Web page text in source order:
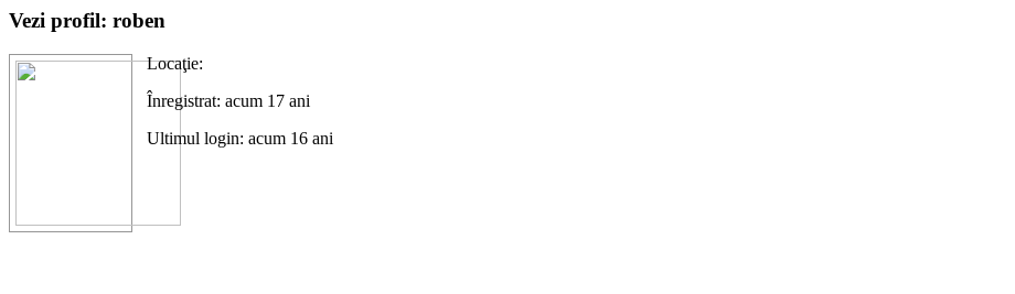
Vezi profil: roben
Locaţie:
Înregistrat: acum 17 ani
Ultimul login: acum 16 ani